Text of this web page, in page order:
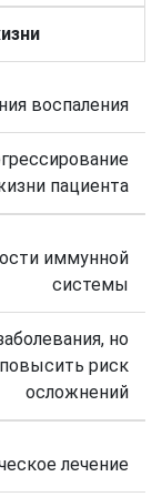
воспаления
пациента
иммунной
системы
но
риск
осложнений
лечение